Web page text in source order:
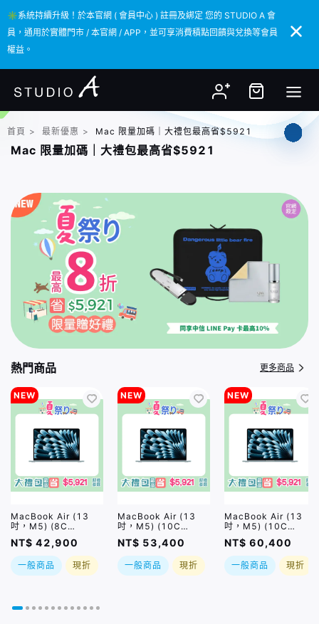
✳️系統持續升級！於本官網 ( 會員中心 ) 註冊及綁定 您的 STUDIO A 會
員，通用於實體門市 / 本官網 / APP，並可享消費積點回饋與兌換等會員
權益。
✳️系統持續升級！於本官網 ( 會員中心 ) 註冊及綁定 您的 STUDIO A 會
員，通用於實體門市 / 本官網 / APP，並可享消費積點回饋與兌換等會員
權益。
首頁 > 最新優惠 > Mac 限量加碼｜大禮包最高省$5921
Mac 限量加碼｜大禮包最高省$5921
熱門商品 更多商品
NEW
MacBook Air (13
吋，M5) (8C
GPU/16GB/512GB)
/ 四色｜【夏祭り】限
量加碼贈 *PQI USB4
CtoC 5A大電流快充
線 及 PQI 隨身碟｜大
購，依訂單及原廠實際
NT$ 42,900
一般商品 現折
NEW
MacBook Air (13
吋，M5) (10C
GPU/16GB/1TB) /
四色｜【夏祭り】限量
加碼贈 *PQI USB4
CtoC 5A大電流快充
線 及 PQI 隨身碟｜大
NT$ 53,400
一般商品 現折
NEW
MacBook Air (13
吋，M5) (10C
GPU/24GB/1TB) /
四色｜【夏祭り】限量
加碼贈 *PQI USB4
CtoC 5A大電流快充
線 及 PQI 隨身碟｜大
NT$ 60,400
一般商品 現折